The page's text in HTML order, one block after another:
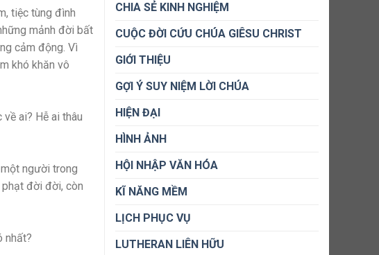
tiệc tùng đình
mảnh đời bất
cảm động. Vì
khó khăn vô
ai? Hễ ai thâu
người trong
phạt đời đời, còn
nhất?
CHIA SẺ KINH NGHIỆM
CUỘC ĐỜI CỨU CHÚA GIÊSU CHRIST
GIỚI THIỆU
GỢI Ý SUY NIỆM LỜI CHÚA
HIỆN ĐẠI
HÌNH ẢNH
HỘI NHẬP VĂN HÓA
KĨ NĂNG MỀM
LỊCH PHỤC VỤ
LUTHERAN LIÊN HỮU